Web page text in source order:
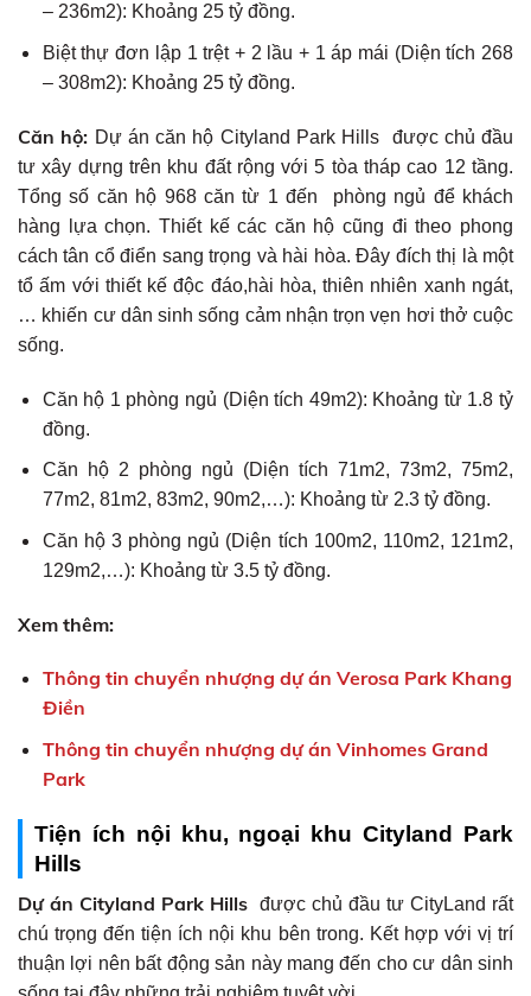
– 236m2): Khoảng 25 tỷ đồng.
Biệt thự đơn lập 1 trệt + 2 lầu + 1 áp mái (Diện tích 268
– 308m2): Khoảng 25 tỷ đồng.
Căn hộ: Dự án căn hộ Cityland Park Hills được chủ đầu
tư xây dựng trên khu đất rộng với 5 tòa tháp cao 12 tầng.
Tổng số căn hộ 968 căn từ 1 đến phòng ngủ để khách
hàng lựa chọn. Thiết kế các căn hộ cũng đi theo phong
cách tân cổ điển sang trọng và hài hòa. Đây đích thị là một
tổ ấm với thiết kế độc đáo,hài hòa, thiên nhiên xanh ngát,
… khiến cư dân sinh sống cảm nhận trọn vẹn hơi thở cuộc
sống.
Căn hộ 1 phòng ngủ (Diện tích 49m2): Khoảng từ 1.8 tỷ
đồng.
Căn hộ 2 phòng ngủ (Diện tích 71m2, 73m2, 75m2,
77m2, 81m2, 83m2, 90m2,…): Khoảng từ 2.3 tỷ đồng.
Căn hộ 3 phòng ngủ (Diện tích 100m2, 110m2, 121m2,
129m2,…): Khoảng từ 3.5 tỷ đồng.
Xem thêm:
Thông tin chuyển nhượng dự án Verosa Park Khang
Điền
Thông tin chuyển nhượng dự án Vinhomes Grand
Park
Tiện ích nội khu, ngoại khu Cityland Park
Hills
Dự án Cityland Park Hills được chủ đầu tư CityLand rất
chú trọng đến tiện ích nội khu bên trong. Kết hợp với vị trí
thuận lợi nên bất động sản này mang đến cho cư dân sinh